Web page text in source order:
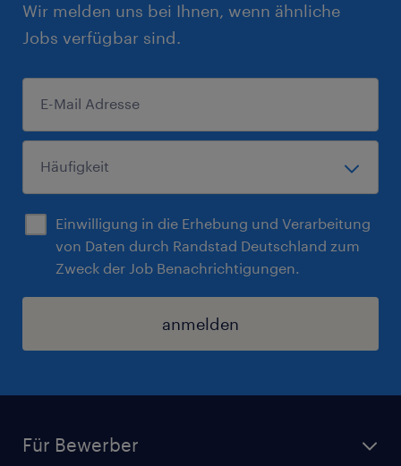
Wir melden uns bei Ihnen, wenn ähnliche
Jobs verfügbar sind.
Einwilligung in die Erhebung und Verarbeitung
von Daten durch Randstad Deutschland zum
Zweck der Job Benachrichtigungen.
anmelden
Für Bewerber